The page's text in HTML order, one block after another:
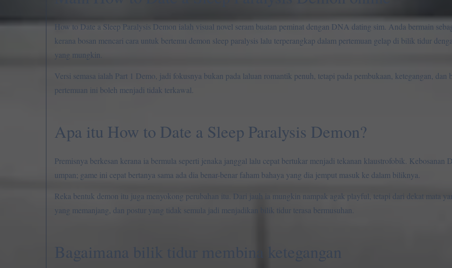
How to Date a Sleep Paralysis Demon ialah visual novel seram buatan peminat dengan DNA dating sim. Anda bermain
kerana bosan mencari cara untuk bertemu demon sleep paralysis lalu terperangkap dalam pertemuan gelap di bilik tidur
yang mungkin.
Versi semasa ialah Part 1 Demo, jadi fokusnya bukan pada laluan romantik penuh, tetapi pada pembukaan, ketegangan, dan
pertemuan ini boleh menjadi tidak terkawal.
Apa itu How to Date a Sleep Paralysis Demon?
Premisnya berkesan kerana ia bermula seperti jenaka janggal lalu cepat bertukar menjadi tekanan klaustrofobik. Kebosanan
umpan; game ini cepat bertanya sama ada dia benar-benar faham bahaya yang dia jemput masuk ke dalam biliknya.
Reka bentuk demon itu juga menyokong perubahan itu. Dari jauh ia mungkin nampak agak playful, tetapi dari dekat mata
yang memanjang, dan postur yang tidak semula jadi menjadikan bilik tidur terasa bermusuhan.
Bagaimana bilik tidur membina ketegangan